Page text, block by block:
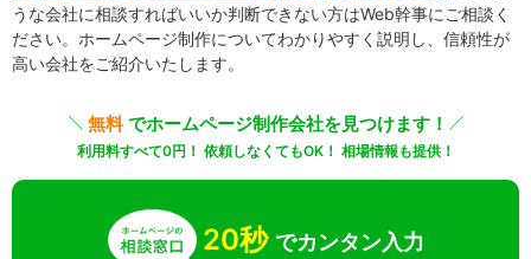
うな会社に相談すればいいか判断できない方はWeb幹事にご相談く
ださい。ホームページ制作についてわかりやすく説明し、信頼性が
高い会社をご紹介いたします。
無料でホームページ制作会社を見つけます！
利用料すべて0円！ 依頼しなくてもOK！ 相場情報も提供！
20秒 でカンタン入力